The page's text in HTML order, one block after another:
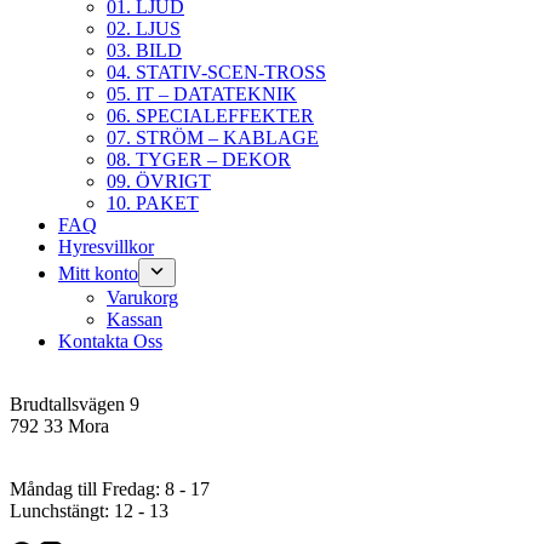
01. LJUD
02. LJUS
03. BILD
04. STATIV-SCEN-TROSS
05. IT – DATATEKNIK
06. SPECIALEFFEKTER
07. STRÖM – KABLAGE
08. TYGER – DEKOR
09. ÖVRIGT
10. PAKET
FAQ
Hyresvillkor
Mitt konto
Varukorg
Kassan
Kontakta Oss
Brudtallsvägen 9
792 33 Mora
Måndag till Fredag: 8 - 17
Lunchstängt: 12 - 13